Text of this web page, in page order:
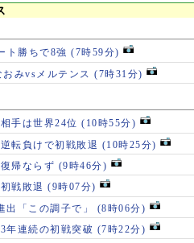
ト勝ちで8強 (7時59分)
おみvsメルテンス (7時31分)
手は世界24位 (10時55分)
転負けで初戦敗退 (10時25分)
帰ならず (9時46分)
戦敗退 (9時07分)
出「この調子で」 (8時06分)
年連続の初戦突破 (7時22分)